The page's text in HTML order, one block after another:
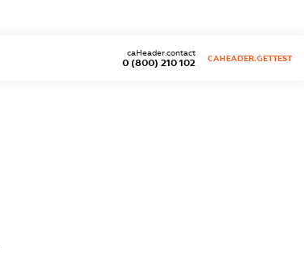
0 (800) 210 102
caHeader.contact
CAHEADER.GETTEST